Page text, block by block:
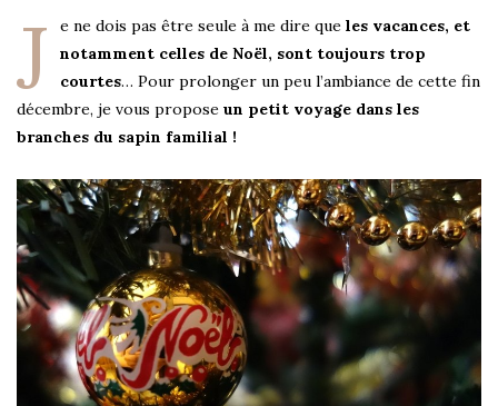
J e ne dois pas être seule à me dire que les vacances, et
notamment celles de Noël, sont toujours trop
courtes… Pour prolonger un peu l’ambiance de cette fin
décembre, je vous propose un petit voyage dans les
branches du sapin familial !